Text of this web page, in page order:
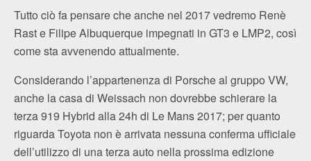
Tutto ciò fa pensare che anche nel 2017 vedremo Renè
Rast e Filipe Albuquerque impegnati in GT3 e LMP2, così
come sta avvenendo attualmente.
Considerando l’appartenenza di Porsche al gruppo VW,
anche la casa di Weissach non dovrebbe schierare la
terza 919 Hybrid alla 24h di Le Mans 2017; per quanto
riguarda Toyota non è arrivata nessuna conferma ufficiale
dell’utilizzo di una terza auto nella prossima edizione